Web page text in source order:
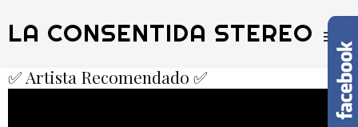
LA CONSENTIDA STEREO
✅ Artista Recomendado ✅